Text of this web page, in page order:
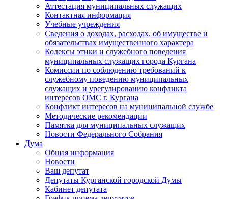
Аттестация муниципальных служащих
Контактная информация
Учебные учреждения
Сведения о доходах, расходах, об имуществе и
обязательствах имущественного характера
Кодексы этики и служебного поведения
муниципальных служащих города Кургана
Комиссии по соблюдению требований к
служебному поведению муниципальных
служащих и урегулированию конфликта
интересов ОМС г. Кургана
Конфликт интересов на муниципальной службе
Методические рекомендации
Памятка для муниципальных служащих
Новости Федерального Cобрания
Дума
Общая информация
Новости
Ваш депутат
Депутаты Курганской городской Думы
Кабинет депутата